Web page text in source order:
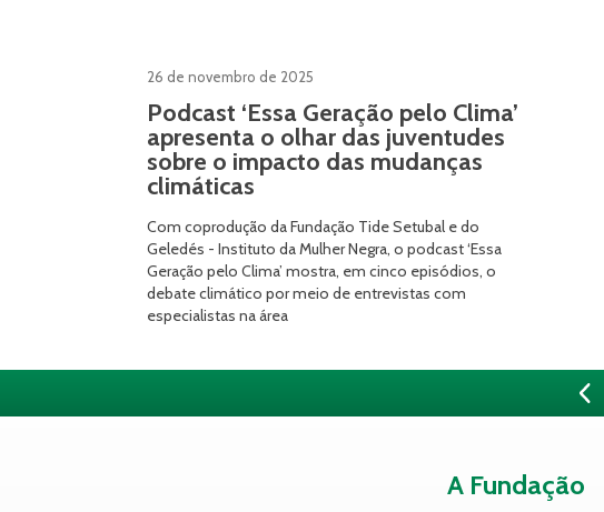
26 de novembro de 2025
Podcast ‘Essa Geração pelo Clima’
apresenta o olhar das juventudes
sobre o impacto das mudanças
climáticas
Com coprodução da Fundação Tide Setubal e do
Geledés - Instituto da Mulher Negra, o podcast ‘Essa
Geração pelo Clima’ mostra, em cinco episódios, o
debate climático por meio de entrevistas com
especialistas na área
A Fundação